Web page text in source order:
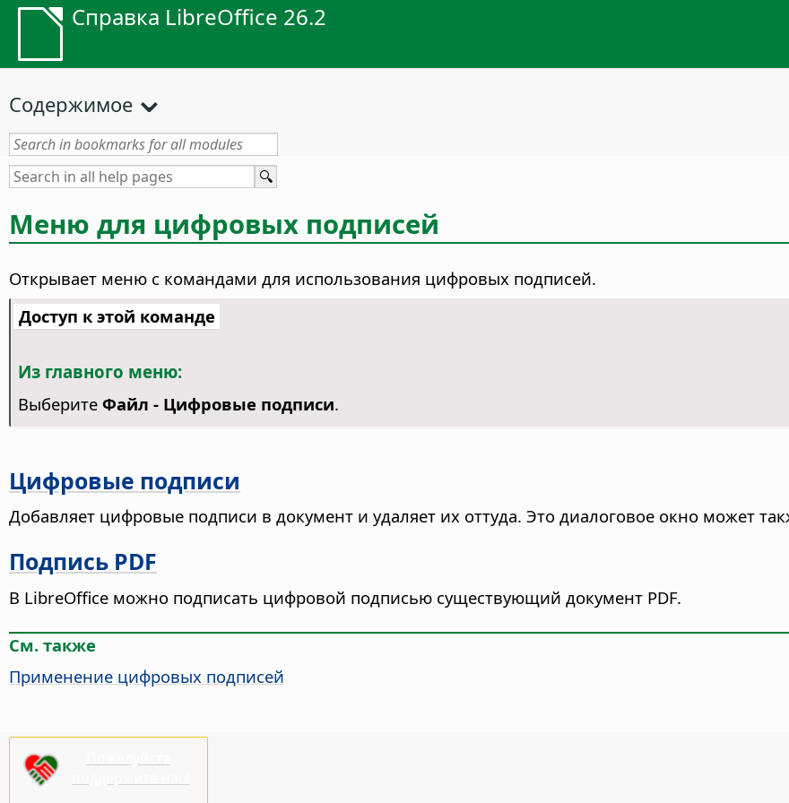
Справка LibreOffice 26.2
Содержимое
Меню для цифровых подписей
Открывает меню с командами для использования цифровых подписей.
Доступ к этой команде
Из главного меню:
Выберите Файл - Цифровые подписи.
Цифровые подписи
Добавляет цифровые подписи в документ и удаляет их оттуда. Это диалоговое окно может
Подпись PDF
В LibreOffice можно подписать цифровой подписью существующий документ PDF.
См. также
Применение цифровых подписей